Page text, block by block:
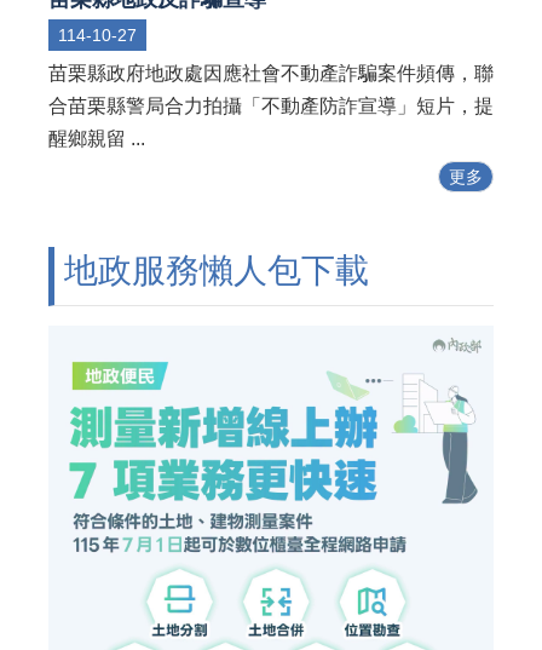
114-10-27
苗栗縣政府地政處因應社會不動產詐騙案件頻傳，聯
合苗栗縣警局合力拍攝「不動產防詐宣導」短片，提
醒鄉親留 ...
更多
地政服務懶人包下載